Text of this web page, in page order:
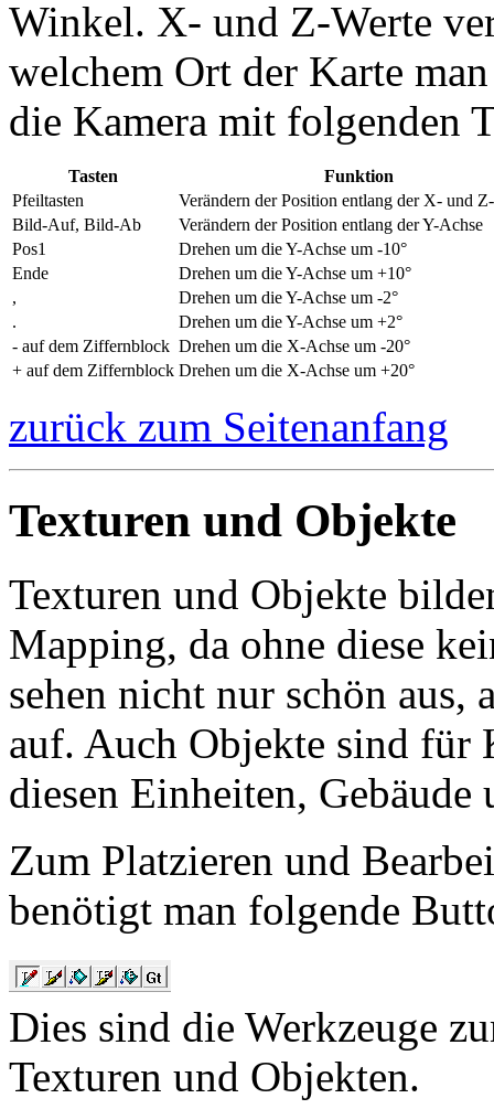
Winkel. X- und Z-Werte
welchem Ort der Karte
die Kamera mit folgenden
Tasten
Funktion
Pfeiltasten
Verändern der Position entlang der X- und
Bild-Auf, Bild-Ab
Verändern der Position entlang der Y-Achse
Pos1
Drehen um die Y-Achse um -10°
Ende
Drehen um die Y-Achse um +10°
,
Drehen um die Y-Achse um -2°
.
Drehen um die Y-Achse um +2°
- auf dem Ziffernblock Drehen um die X-Achse um -20°
+ auf dem Ziffernblock Drehen um die X-Achse um +20°
zurück zum Seitenanfang
Texturen und Objekte
Texturen und Objekte
Mapping, da ohne diese
sehen nicht nur schön aus,
auf. Auch Objekte sind für
diesen Einheiten, Gebäude
Zum Platzieren und
benötigt man folgende
Dies sind die Werkzeuge
Texturen und Objekten.